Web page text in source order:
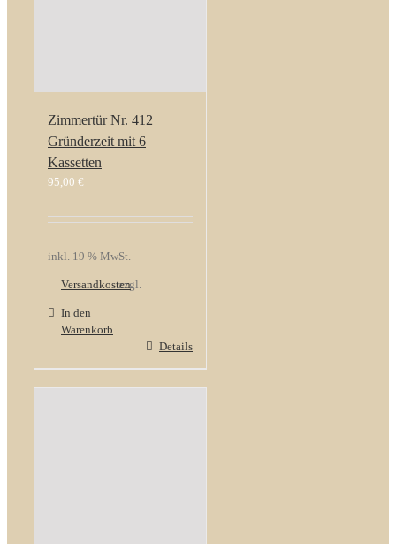
Zimmertür Nr. 412
Gründerzeit mit 6
Kassetten
95,00 €
inkl. 19 % MwSt.
zzgl.
Versandkosten
In den
Warenkorb
Details